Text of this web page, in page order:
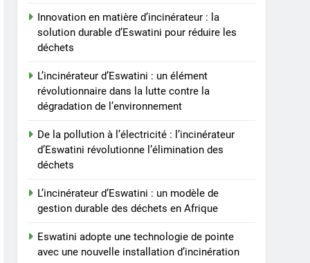
Pourquoi le projet
d’incinérateur d’Eswatini
Innovation en matière d’incinérateur : la
solution durable d’Eswatini pour réduire les
déchets
L’incinérateur d’Eswatini : un élément
révolutionnaire dans la lutte contre la
dégradation de l’environnement
De la pollution à l’électricité : l’incinérateur
d’Eswatini révolutionne l’élimination des
déchets
L’incinérateur d’Eswatini : un modèle de
gestion durable des déchets en Afrique
Eswatini adopte une technologie de pointe
avec une nouvelle installation d’incinération